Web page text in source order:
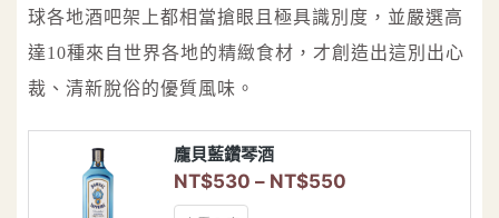
球各地酒吧架上都相當搶眼且極具識別度，並嚴選高
達10種來自世界各地的精緻食材，才創造出這別出心
裁、清新脫俗的優質風味。